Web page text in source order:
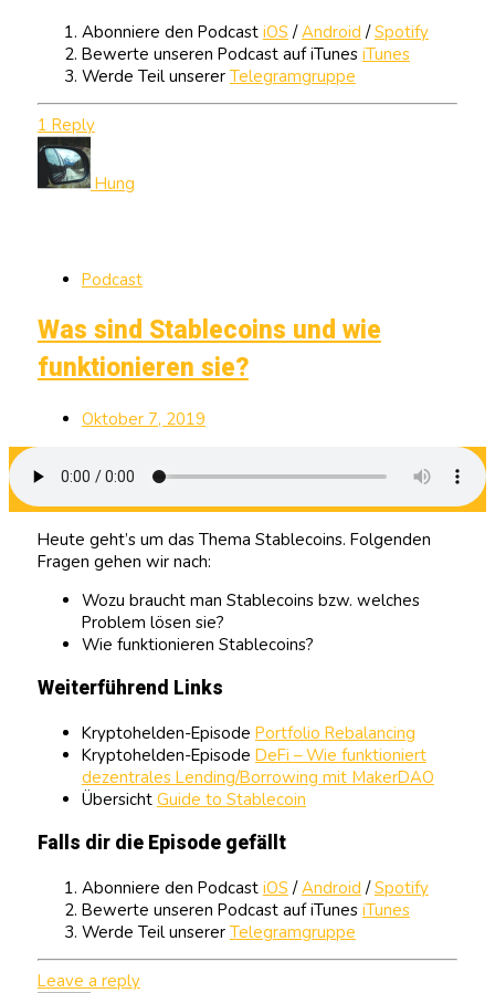
Abonniere den Podcast iOS /Android /Spotify
Bewerte unseren Podcast auf iTunes iTunes
Werde Teil unserer Telegramgruppe
1 Reply
Hung
Podcast
Was sind Stablecoins und wie
funktionieren sie?
Oktober 7, 2019
Heute geht’s um das Thema Stablecoins. Folgenden
Fragen gehen wir nach:
Wozu braucht man Stablecoins bzw. welches
Problem lösen sie?
Wie funktionieren Stablecoins?
Weiterführend Links
Kryptohelden-Episode Portfolio Rebalancing
Kryptohelden-Episode DeFi – Wie funktioniert
dezentrales Lending/Borrowing mit MakerDAO
Übersicht Guide to Stablecoin
Falls dir die Episode gefällt
Abonniere den Podcast iOS /Android /Spotify
Bewerte unseren Podcast auf iTunes iTunes
Werde Teil unserer Telegramgruppe
Leave a reply